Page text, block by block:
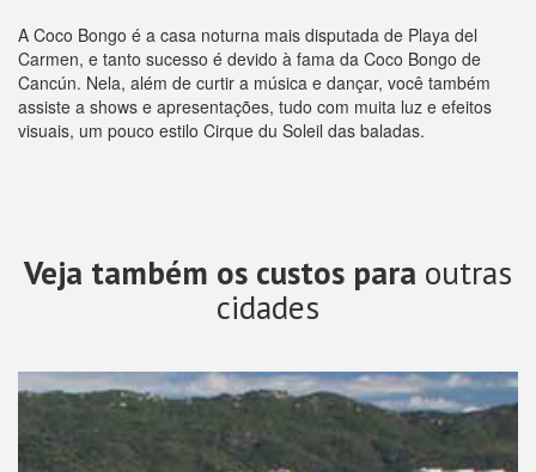
A Coco Bongo é a casa noturna mais disputada de Playa del
Carmen, e tanto sucesso é devido à fama da Coco Bongo de
Cancún. Nela, além de curtir a música e dançar, você também
assiste a shows e apresentações, tudo com muita luz e efeitos
visuais, um pouco estilo Cirque du Soleil das baladas.
Veja também os custos para outras
cidades